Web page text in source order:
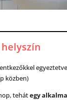
közben)
tehátegy